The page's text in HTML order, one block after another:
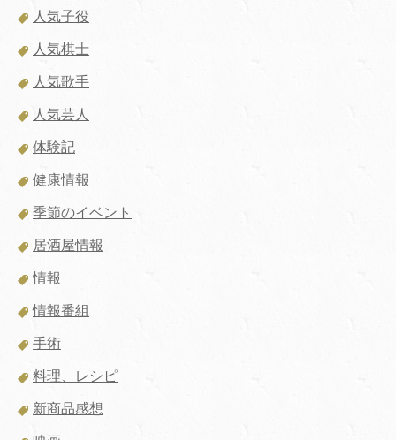
人気子役
人気棋士
人気歌手
人気芸人
体験記
健康情報
季節のイベント
居酒屋情報
情報
情報番組
手術
料理、レシピ
新商品感想